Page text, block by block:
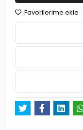
Favorilerime ekle